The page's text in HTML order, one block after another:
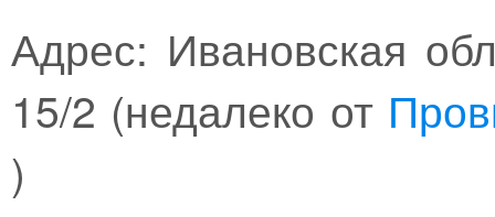
Адрес: Ивановская
15/2 (недалеко от
)